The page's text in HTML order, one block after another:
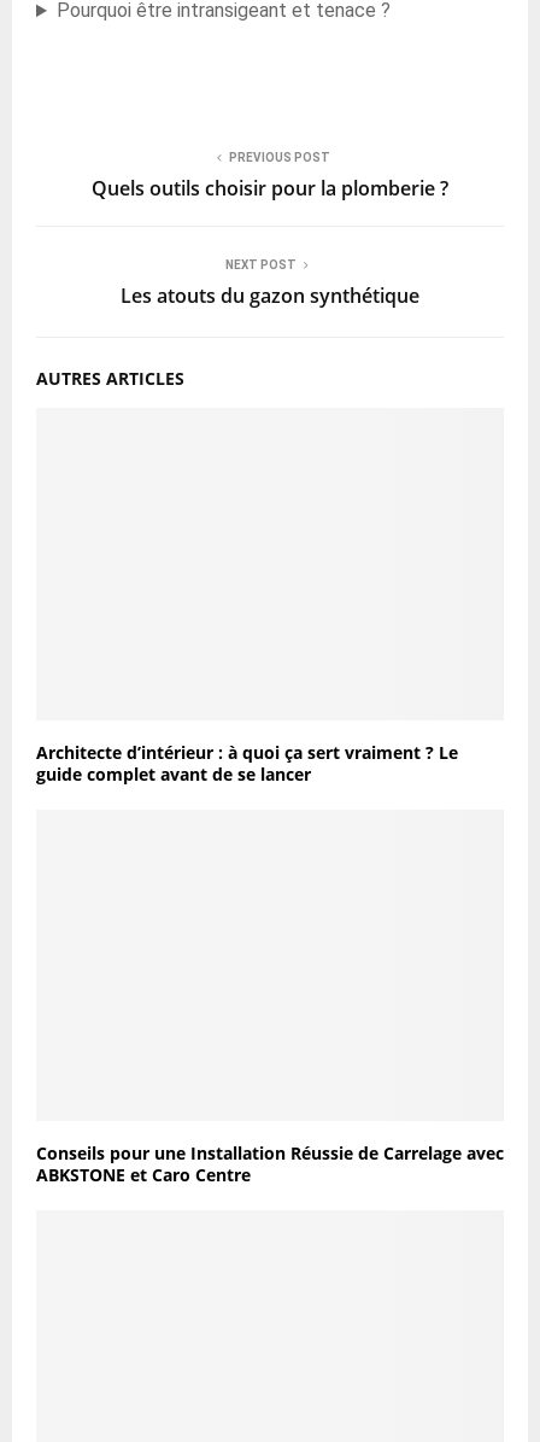
Pourquoi être intransigeant et tenace ?
PREVIOUS POST
Quels outils choisir pour la plomberie ?
NEXT POST
Les atouts du gazon synthétique
AUTRES ARTICLES
Architecte d’intérieur : à quoi ça sert vraiment ? Le
guide complet avant de se lancer
Conseils pour une Installation Réussie de Carrelage avec
ABKSTONE et Caro Centre